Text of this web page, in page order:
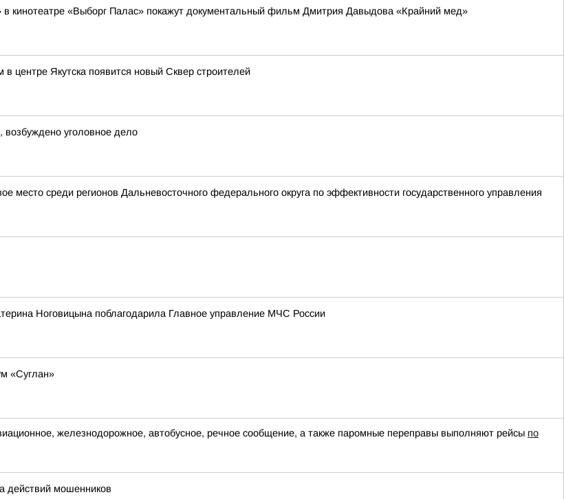
в кинотеатре «Выборг Палас» покажут документальный фильм Дмитрия Давыдова «Крайний мед»
центре Якутска появится новый Сквер строителей
уголовное дело
место среди регионов Дальневосточного федерального округа по эффективности государственного управления
Ноговицына поблагодарила Главное управление МЧС России
«Суглан»
железнодорожное, автобусное, речное сообщение, а также паромные переправы выполняют рейсы по
действий мошенников